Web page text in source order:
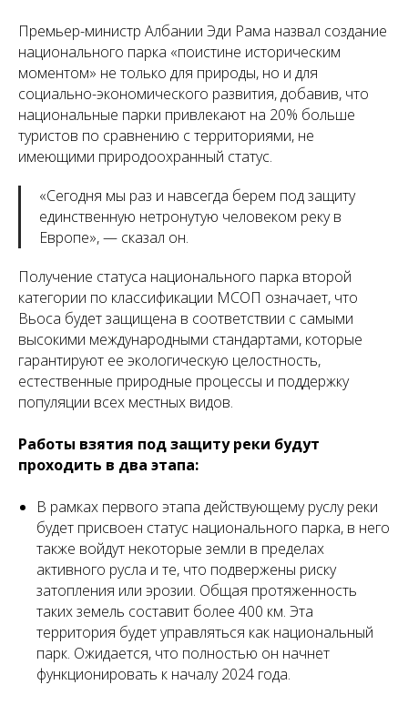
Премьер-министр Албании Эди Рама назвал создание
национального парка «поистине историческим
моментом» не только для природы, но и для
социально-экономического развития, добавив, что
национальные парки привлекают на 20% больше
туристов по сравнению с территориями, не
имеющими природоохранный статус.
«Сегодня мы раз и навсегда берем под защиту
единственную нетронутую человеком реку в
Европе», — сказал он.
Получение статуса национального парка второй
категории по классификации МСОП означает, что
Вьоса будет защищена в соответствии с самыми
высокими международными стандартами, которые
гарантируют ее экологическую целостность,
естественные природные процессы и поддержку
популяции всех местных видов.
Работы взятия под защиту реки будут
проходить в два этапа:
В рамках первого этапа действующему руслу реки
будет присвоен статус национального парка, в него
также войдут некоторые земли в пределах
активного русла и те, что подвержены риску
затопления или эрозии. Общая протяженность
таких земель составит более 400 км. Эта
территория будет управляться как национальный
парк. Ожидается, что полностью он начнет
функционировать к началу 2024 года.